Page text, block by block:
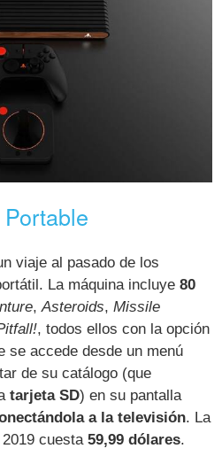
viaje al pasado de los
La máquina incluye80
,Asteroids,Missile
, todos ellos con la opción
se accede desde un menú
de su catálogo (que
tarjeta SD) en su pantalla
a la televisión. La
2019 cuesta59,99 dólares.